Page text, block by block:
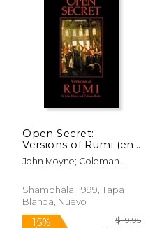
Open Secret:
Versions of Rumi (en
Inglés)
John Moyne; Coleman
Shambhala, 1999, Tapa
Blanda, Nuevo